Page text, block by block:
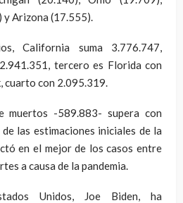
Arizona (17.555).
California suma 3.776.747,
tercero es Florida con
cuarto con 2.095.319.
muertos -589.883- supera con
las estimaciones iniciales de la
en el mejor de los casos entre
a causa de la pandemia.
Unidos, Joe Biden, ha